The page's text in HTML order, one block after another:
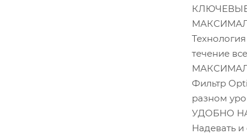
течение
Фильтр
разном
УДОБНО
Надевать